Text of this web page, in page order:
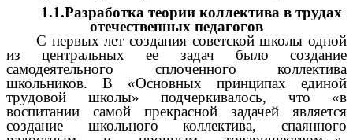
1.1.Разработка теории коллектива в трудах
отечественных педагогов
С первых лет создания советской школы одной
из центральных ее задач было создание
самодеятельного сплоченного коллектива
школьников. В «Основных принципах единой
трудовой школы» подчеркивалось, что «в
воспитании самой прекрасной задачей является
создание школьного коллектива, спаянного